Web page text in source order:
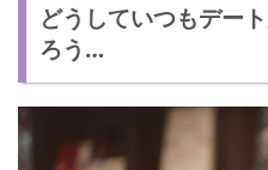
毎回デートがうまくいかない女
しっかりと計画して楽しもう！
どうしていつもデー
ろう…